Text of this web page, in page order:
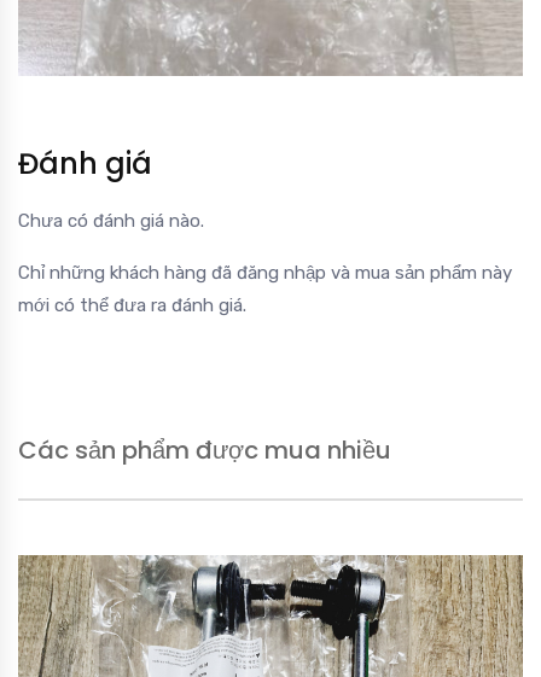
Đánh giá
Chưa có đánh giá nào.
Chỉ những khách hàng đã đăng nhập và mua sản phẩm này
mới có thể đưa ra đánh giá.
Các sản phẩm được mua nhiều